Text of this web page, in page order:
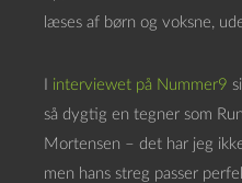
læses af børn og voksne,
interviewet på Nummer9
så dygtig en tegner som
Mortensen – det har jeg
men hans streg passer